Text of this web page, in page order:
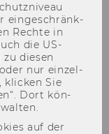
ein­ge­schränk­
Rech­te in
die US-​
die­sen
nur ein­zel­
kli­cken Sie
Dort kön­
auf der